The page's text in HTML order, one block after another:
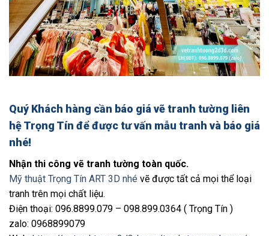
Quý Khách hàng cần báo giá vẽ tranh tường liên
hệ Trọng Tín để được tư vấn mẫu tranh và báo giá
nhé!
Nhận thi công vẽ tranh tường toàn quốc.
Mỹ thuật Trọng Tín ART 3D nhé vẽ được tất cả mọi thể loại
tranh trên mọi chất liệu.
Điện thoại: 096.8899.079 – 098.899.0364 ( Trọng Tín )
zalo: 0968899079